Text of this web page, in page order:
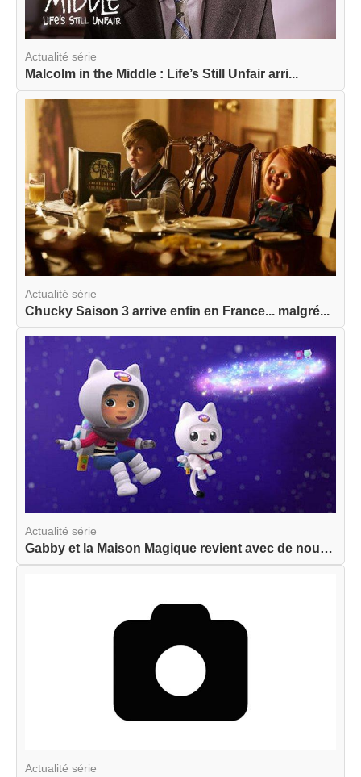
Actualité série
Malcolm in the Middle : Life’s Still Unfair arri...
Actualité série
Chucky Saison 3 arrive enfin en France... malgré...
Actualité série
Gabby et la Maison Magique revient avec de nouve...
Actualité série